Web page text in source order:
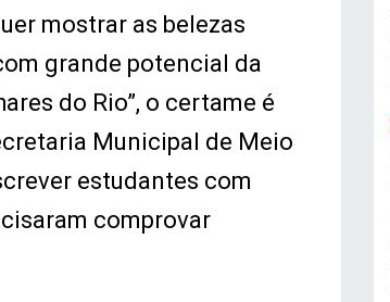
mostrar as belezas
grande potencial da
do Rio”, o certame é
Municipal de Meio
estudantes com
comprovar